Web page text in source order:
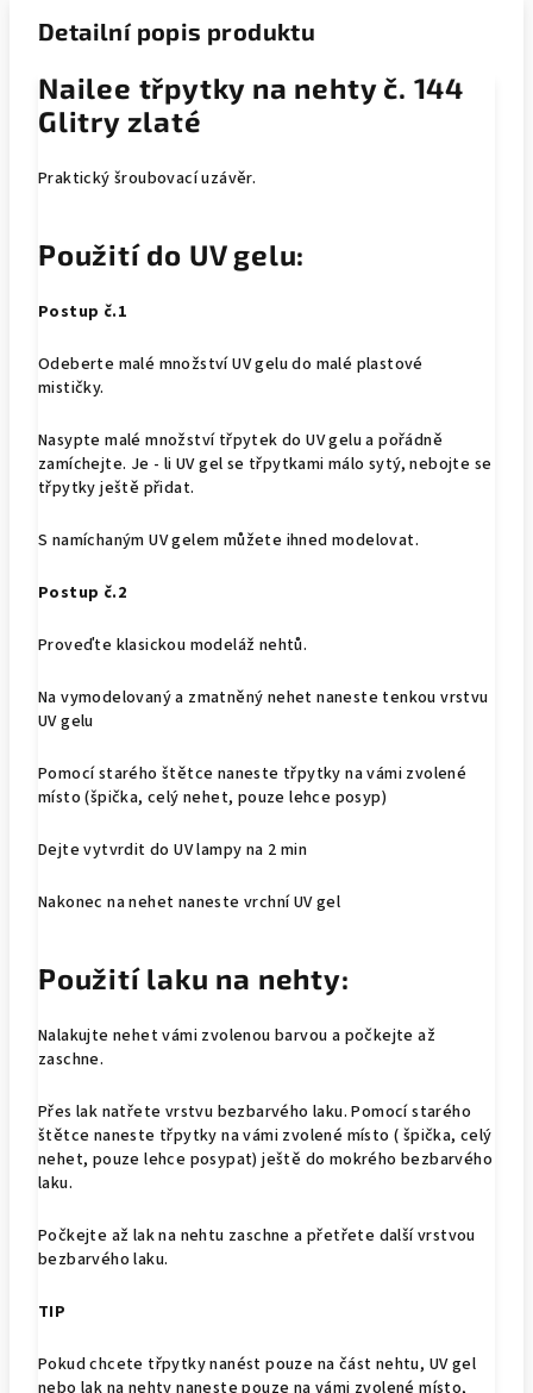
Detailní popis produktu
Nailee třpytky na nehty č. 144
Glitry zlaté
Praktický šroubovací uzávěr.
Použití do UV gelu:
Postup č.1
Odeberte malé množství UV gelu do malé plastové
mističky.
Nasypte malé množství třpytek do UV gelu a pořádně
zamíchejte. Je - li UV gel se třpytkami málo sytý, nebojte se
třpytky ještě přidat.
S namíchaným UV gelem můžete ihned modelovat.
Postup č.2
Proveďte klasickou modeláž nehtů.
Na vymodelovaný a zmatněný nehet naneste tenkou vrstvu
UV gelu
Pomocí starého štětce naneste třpytky na vámi zvolené
místo (špička, celý nehet, pouze lehce posyp)
Dejte vytvrdit do UV lampy na 2 min
Nakonec na nehet naneste vrchní UV gel
Použití laku na nehty:
Nalakujte nehet vámi zvolenou barvou a počkejte až
zaschne.
Přes lak natřete vrstvu bezbarvého laku. Pomocí starého
štětce naneste třpytky na vámi zvolené místo ( špička, celý
nehet, pouze lehce posypat) ještě do mokrého bezbarvého
laku.
Počkejte až lak na nehtu zaschne a přetřete další vrstvou
bezbarvého laku.
TIP
Pokud chcete třpytky nanést pouze na část nehtu, UV gel
nebo lak na nehty naneste pouze na vámi zvolené místo,